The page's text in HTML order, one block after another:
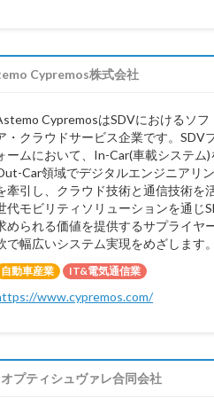
Cypremos株式会社
CypremosはSDVにおけるソフ
・クラウドサービス企業です。SDV
ームにおいて、In-Car(車載システム
Car領域でデジタルエンジニアリ
牽引し、クラウド技術と通信技術を
代モビリティソリューションを通じ
められる価値を提供するサプライヤ
で幅広いシステム実現をめざします
自動車産業 IT&電気通信業
www.cypremos.com/
オプティシュヴァレ合同会社